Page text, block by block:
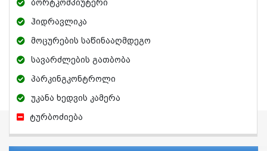
ბორტკომპიუტერი
ჰიდრავლიკა
მოცურების საწინააღმდეგო
სავარძლების გათბობა
პარკინგკონტროლი
უკანა ხედვის კამერა
ტურბოძიება